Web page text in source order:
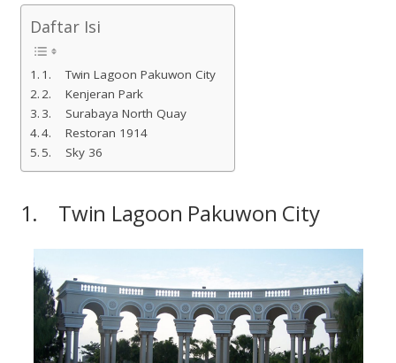
Daftar Isi
1. Twin Lagoon Pakuwon City
2. Kenjeran Park
3. Surabaya North Quay
4. Restoran 1914
5. Sky 36
1. Twin Lagoon Pakuwon City